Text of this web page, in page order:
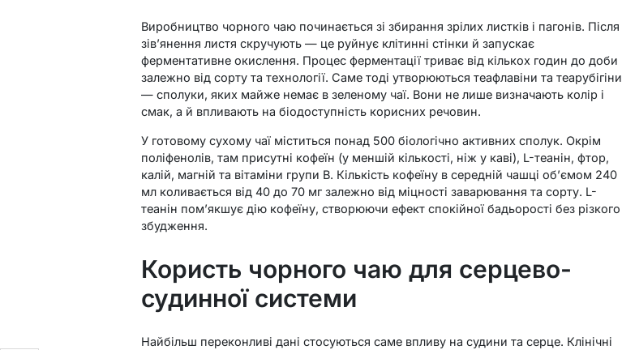
Виробництво чорного чаю починається зі збирання зрілих листків і пагонів. Після
зів’янення листя скручують — це руйнує клітинні стінки й запускає
ферментативне окислення. Процес ферментації триває від кількох годин до доби
залежно від сорту та технології. Саме тоді утворюються теафлавіни та теарубігіни
— сполуки, яких майже немає в зеленому чаї. Вони не лише визначають колір і
смак, а й впливають на біодоступність корисних речовин.
У готовому сухому чаї міститься понад 500 біологічно активних сполук. Окрім
поліфенолів, там присутні кофеїн (у меншій кількості, ніж у каві), L-теанін, фтор,
калій, магній та вітаміни групи B. Кількість кофеїну в середній чашці об’ємом 240
мл коливається від 40 до 70 мг залежно від міцності заварювання та сорту. L-
теанін пом’якшує дію кофеїну, створюючи ефект спокійної бадьорості без різкого
збудження.
Користь чорного чаю для серцево-
судинної системи
Найбільш переконливі дані стосуються саме впливу на судини та серце. Клінічні